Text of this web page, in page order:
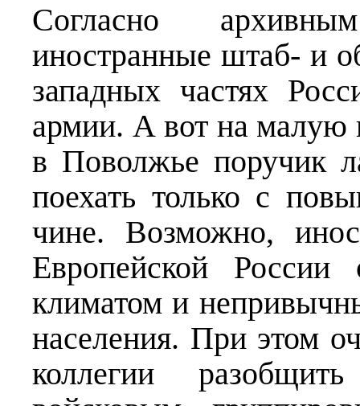
Согласно
иностранные штаб- и
западных частях
армии. А вот на малую
в Поволжье поручик
поехать только с
чине. Возможно,
Европейской России
климатом и
населения. При этом
коллегии